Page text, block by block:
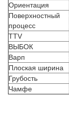
Ориентация
Поверхностный
процесс
TTV
ВЫБОК
Варп
Плоская ширина
Грубость
Чамфе